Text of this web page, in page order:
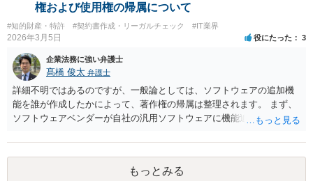
権および使用権の帰属について
#知的財産・特許 #契約書作成・リーガルチェック #IT業界
2026年3月5日 役にたった 3
企業法務に強い弁護士
髙橋 俊太 弁護士
詳細不明ではあるのですが、一般論としては、ソフトウェアの追加機
能を誰が作成したかによって、著作権の帰属は整理されます。 まず、
ソフトウェアベンダーが自社の汎用ソフトウェアに機能追加を行った
の合意がない限り、追加部分を含めたプログラムの著作権は原則とし
てベンダーに帰属します。利用者が費用を負担している場合でも、そ
れだけで著作権が利用者に移転するわけではありません。 一方、利用
もっとみる